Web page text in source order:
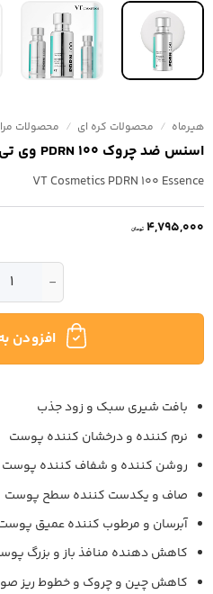
هیرماه / محصولات کره ای / محصولات
اسنس ضد چروک 100 PDRN وی تی کازمتیک
VT Cosmetics PDRN 100 Essence
4,795,000 تومان
اسنس ضد چروک 100 PDRN وی تی کازمتیک عدد
افزودن
بافت شیری سبک و زود جذب
نرم کننده و درخشان کننده پوست
روشن کننده و شفاف کننده پوست
صاف و یکدست کننده سطح پوست
آبرسان و مرطوب کننده عمیق
کاهش دهنده منافذ باز و بزرگ
کاهش چین و چروک و خطوط ریز